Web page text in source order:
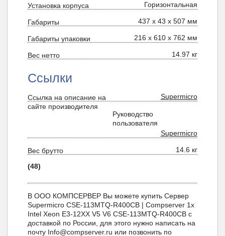
Установка корпуса Горизонтальная
Габариты 437 x 43 x 507 мм
Габариты упаковки 216 x 610 x 762 мм
Вес нетто 14.97 кг
Ссылки
Ссылка на описание на
сайте производителя
Supermicro
Руководство
пользователя
Supermicro
Вес брутто 14.6 кг
(48)
В ООО КОМПСЕРВЕР Вы можете купить Сервер
Supermicro CSE-113MTQ-R400CB | Compserver 1x
Intel Xeon E3-12XX V5 V6 CSE-113MTQ-R400CB с
доставкой по России, для этого нужно написать на
почту Info@compserver.ru или позвонить по